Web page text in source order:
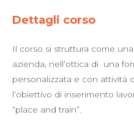
Dettagli corso
Il corso si struttura come
azienda, nell’ottica di una
personalizzata e con attività
l’obiettivo di inserimento
“place and train”.